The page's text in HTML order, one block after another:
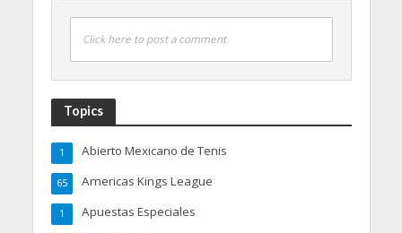
Click here to post a comment
Topics
Abierto Mexicano de Tenis
1
Americas Kings League
65
Apuestas Especiales
1